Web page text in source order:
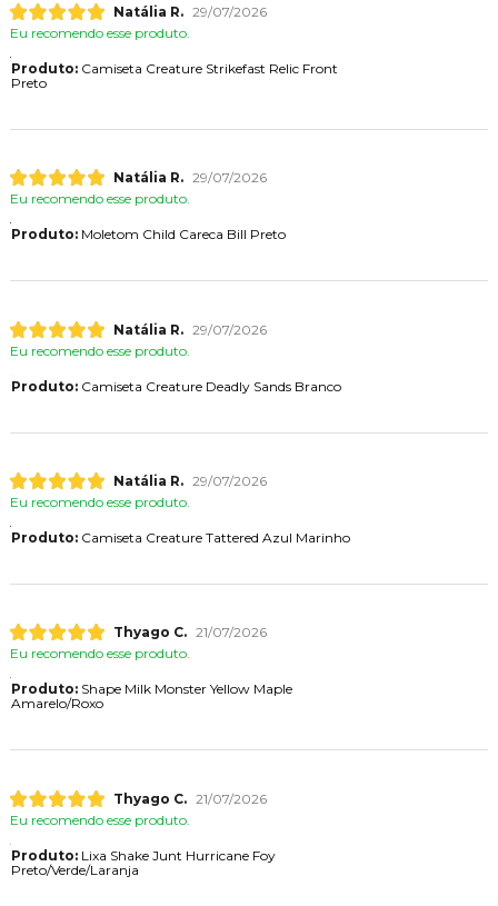
Natália R. 29/07/2026
Eu recomendo esse produto.
Produto:Camiseta Creature Strikefast Relic Front
Preto
Natália R. 29/07/2026
Eu recomendo esse produto.
Produto:Moletom Child Careca Bill Preto
Natália R. 29/07/2026
Eu recomendo esse produto.
Produto:Camiseta Creature Deadly Sands Branco
Natália R. 29/07/2026
Eu recomendo esse produto.
Produto:Camiseta Creature Tattered Azul Marinho
Thyago C. 21/07/2026
Eu recomendo esse produto.
Produto:Shape Milk Monster Yellow Maple
Amarelo/Roxo
Thyago C. 21/07/2026
Eu recomendo esse produto.
Produto:Lixa Shake Junt Hurricane Foy
Preto/Verde/Laranja